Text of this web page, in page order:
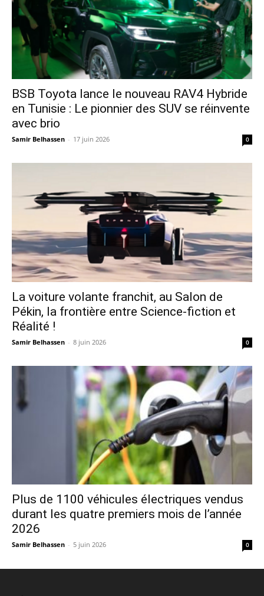
​BSB Toyota lance le nouveau RAV4 Hybride
en Tunisie : Le pionnier des SUV se réinvente
avec brio
Samir Belhassen - 17 juin 2026 0
La voiture volante franchit, au Salon de
Pékin, la frontière entre Science-fiction et
Réalité !
Samir Belhassen - 8 juin 2026 0
Plus de 1100 véhicules électriques vendus
durant les quatre premiers mois de l’année
2026
Samir Belhassen - 5 juin 2026 0